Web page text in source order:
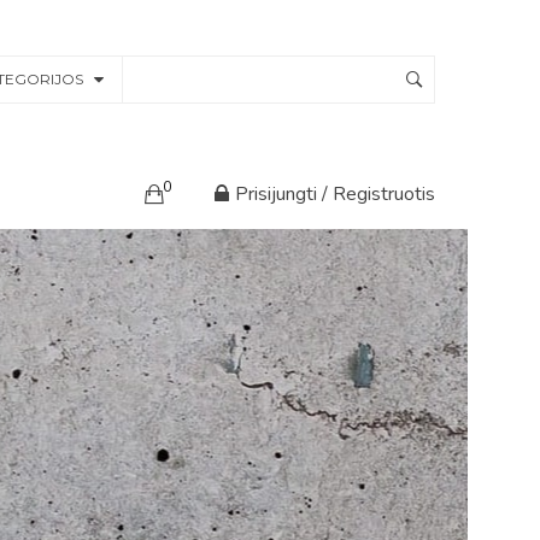
0 Prisijungti / Registruotis